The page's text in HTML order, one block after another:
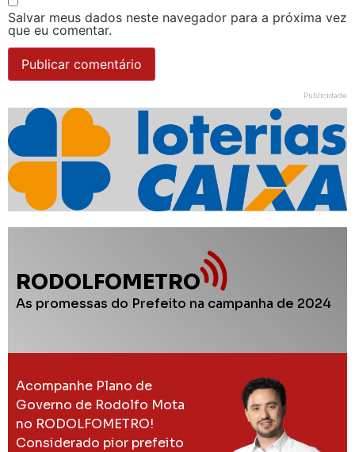
Salvar meus dados neste navegador para a próxima vez
que eu comentar.
Publicidade
RODOLFOMETRO
As promessas do Prefeito na campanha de 2024
Acompanhe Plano de
Governo de Rodolfo Mota
no RODOLFOMETRO!
Considerado pior prefeito